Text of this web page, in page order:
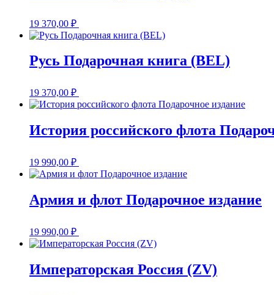
19 370,00 ₽
Русь Подарочная книга (BEL)
19 370,00 ₽
История российского флота
19 990,00 ₽
Армия и флот Подарочное издание
19 990,00 ₽
Императорская Россия (ZV)